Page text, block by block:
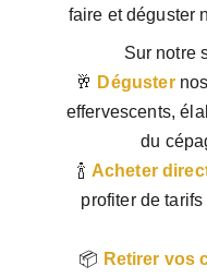
faire et déguster
Sur notre
🥂 Déguster
effervescents,
du
🍾 Acheter
profiter de
📦 Retirer vos